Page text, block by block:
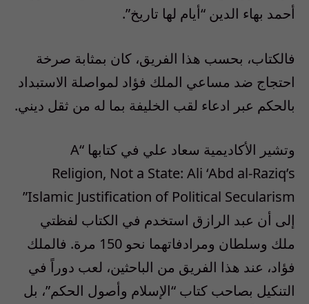
أحمد بهاء الدين “أيام لها تاريخ”.
فالكتاب، بحسب هذا الفريق، كان بمثابة صرخة
احتجاج ضد مساعي الملك فؤاد لمواصلة الاستبداد
بالحكم عبر ادعاء لقب الخليفة بما له من ثقل ديني.
وتشير الأكاديمية سعاد علي في كتابها “A
Religion, Not a State: Ali ‘Abd al-Raziq’s
Islamic Justification of Political Secularism”
إلى أن عبد الرازق استخدم في الكتاب لفظتي
ملك وسلطان ومرادفاتهما نحو 150 مرة. فالملك
فؤاد، عند هذا الفريق من الباحثين، لعب دوراً في
التنكيل بصاحب كتاب “الإسلام وأصول الحكم”، بل